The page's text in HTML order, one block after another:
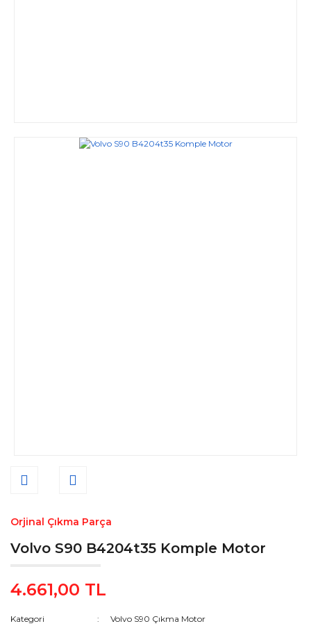
Orjinal Çıkma Parça
Volvo S90 B4204t35 Komple Motor
4.661,00 TL
Kategori
Volvo S90 Çıkma Motor